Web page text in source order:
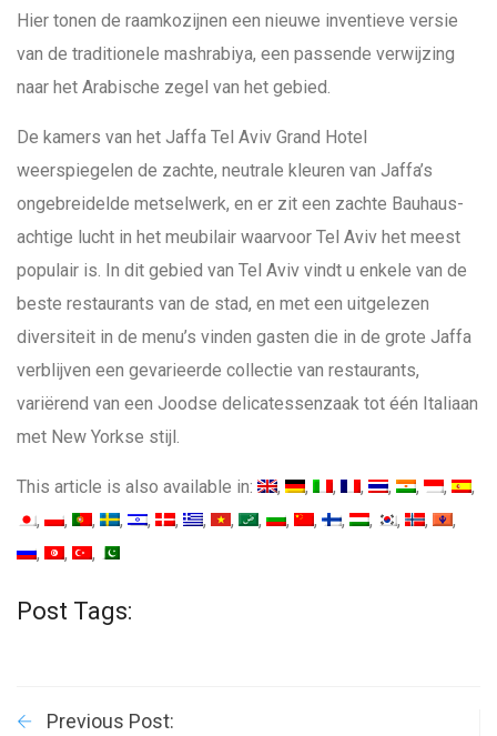
Hier tonen de raamkozijnen een nieuwe inventieve versie
van de traditionele mashrabiya, een passende verwijzing
naar het Arabische zegel van het gebied.
De kamers van het Jaffa Tel Aviv Grand Hotel
weerspiegelen de zachte, neutrale kleuren van Jaffa’s
ongebreidelde metselwerk, en er zit een zachte Bauhaus-
achtige lucht in het meubilair waarvoor Tel Aviv het meest
populair is. In dit gebied van Tel Aviv vindt u enkele van de
beste restaurants van de stad, en met een uitgelezen
diversiteit in de menu’s vinden gasten die in de grote Jaffa
verblijven een gevarieerde collectie van restaurants,
variërend van een Joodse delicatessenzaak tot één Italiaan
met New Yorkse stijl.
This article is also available in:
Post Tags:
Previous Post: